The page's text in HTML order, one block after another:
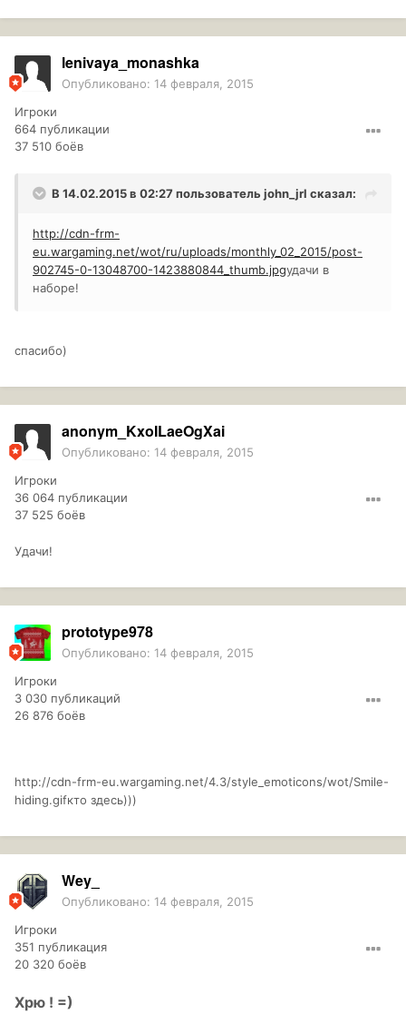
lenivaya_monashka
Опубликовано: 14 февраля, 2015
Игроки
664 публикации
37 510 боёв
В 14.02.2015 в 02:27 пользователь john_jrl сказал:
http://cdn-frm-
eu.wargaming.net/wot/ru/uploads/monthly_02_2015/post-
902745-0-13048700-1423880844_thumb.jpgудачи в
наборе!
спасибо)
anonym_KxoILaeOgXai
Опубликовано: 14 февраля, 2015
Игроки
36 064 публикации
37 525 боёв
Удачи!
prototype978
Опубликовано: 14 февраля, 2015
Игроки
3 030 публикаций
26 876 боёв
http://cdn-frm-eu.wargaming.net/4.3/style_emoticons/wot/Smile-
hiding.gifкто здесь)))
Wey_
Опубликовано: 14 февраля, 2015
Игроки
351 публикация
20 320 боёв
Хрю ! =)